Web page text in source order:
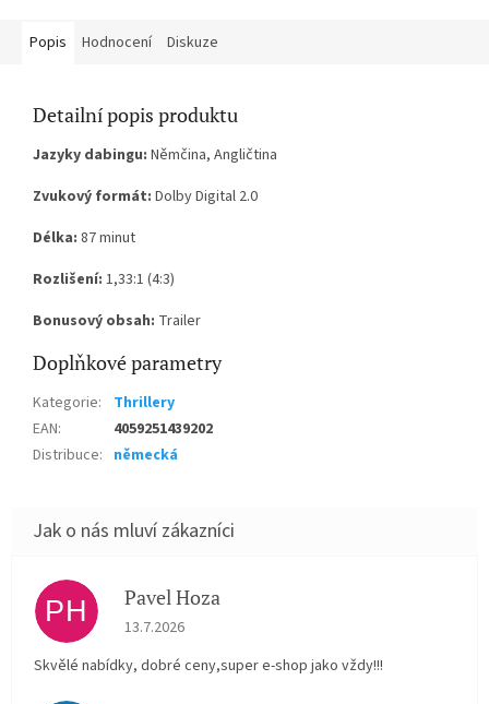
Popis Hodnocení Diskuze
Detailní popis produktu
Jazyky dabingu: Němčina, Angličtina
Zvukový formát: Dolby Digital 2.0
Délka: 87 minut
Rozlišení: 1,33:1 (4:3)
Bonusový obsah: Trailer
Doplňkové parametry
Kategorie:
Thrillery
EAN:
4059251439202
Distribuce: německá
PH Pavel Hoza
Hodnocení obchodu je 5 z 5 hvězdiček.
13.7.2026
Skvělé nabídky, dobré ceny,super e-shop jako vždy!!!